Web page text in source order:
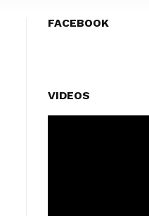
FACEBOOK
VIDEOS